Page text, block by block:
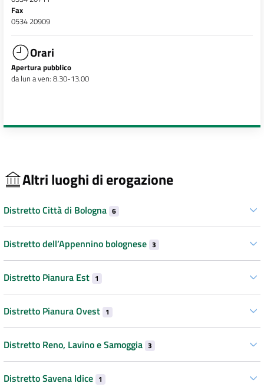
Fax
0534 20909
Orari
Apertura pubblico
da lun a ven: 8.30-13.00
Altri luoghi di erogazione
Distretto Città di Bologna 6
Distretto dell’Appennino bolognese 3
Distretto Pianura Est 1
Distretto Pianura Ovest 1
Distretto Reno, Lavino e Samoggia 3
Distretto Savena Idice 1